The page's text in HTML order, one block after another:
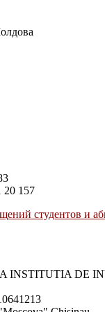
20 157
студентов и
INSTITUTIA DE